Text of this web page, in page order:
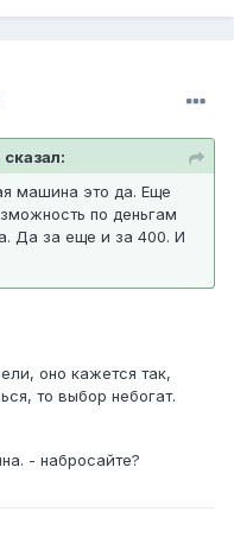
машина это да. Еще
по деньгам
Да за еще и за 400. И
оно кажется так,
то выбор небогат.
- набросайте?